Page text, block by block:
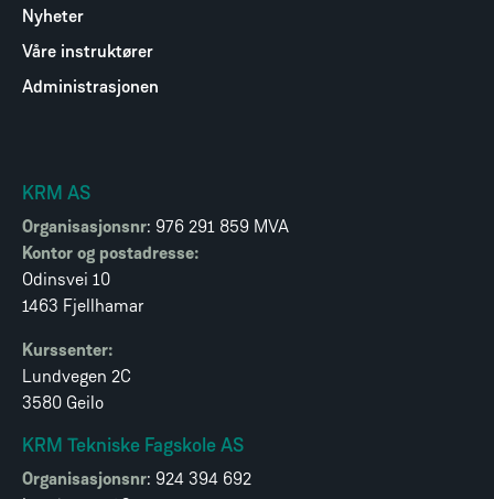
Nyheter
Våre instruktører
Administrasjonen
KRM AS
Organisasjonsnr: 976 291 859 MVA
Kontor og postadresse:
Odinsvei 10
1463 Fjellhamar
Kurssenter:
Lundvegen 2C
3580 Geilo
KRM Tekniske Fagskole AS
Organisasjonsnr: 924 394 692